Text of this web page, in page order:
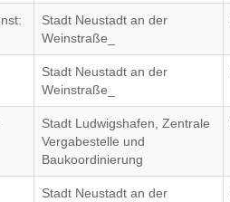
Stadt Neustadt an der
Weinstraße_
Stadt Neustadt an der
Weinstraße_
Stadt Ludwigshafen, Zentrale
Vergabestelle und
Baukoordinierung
Stadt Neustadt an der